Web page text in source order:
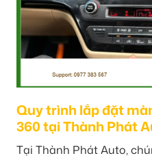
Quy trình lắp đặt
360 tại Thành Phát
Tại Thành Phát Auto,